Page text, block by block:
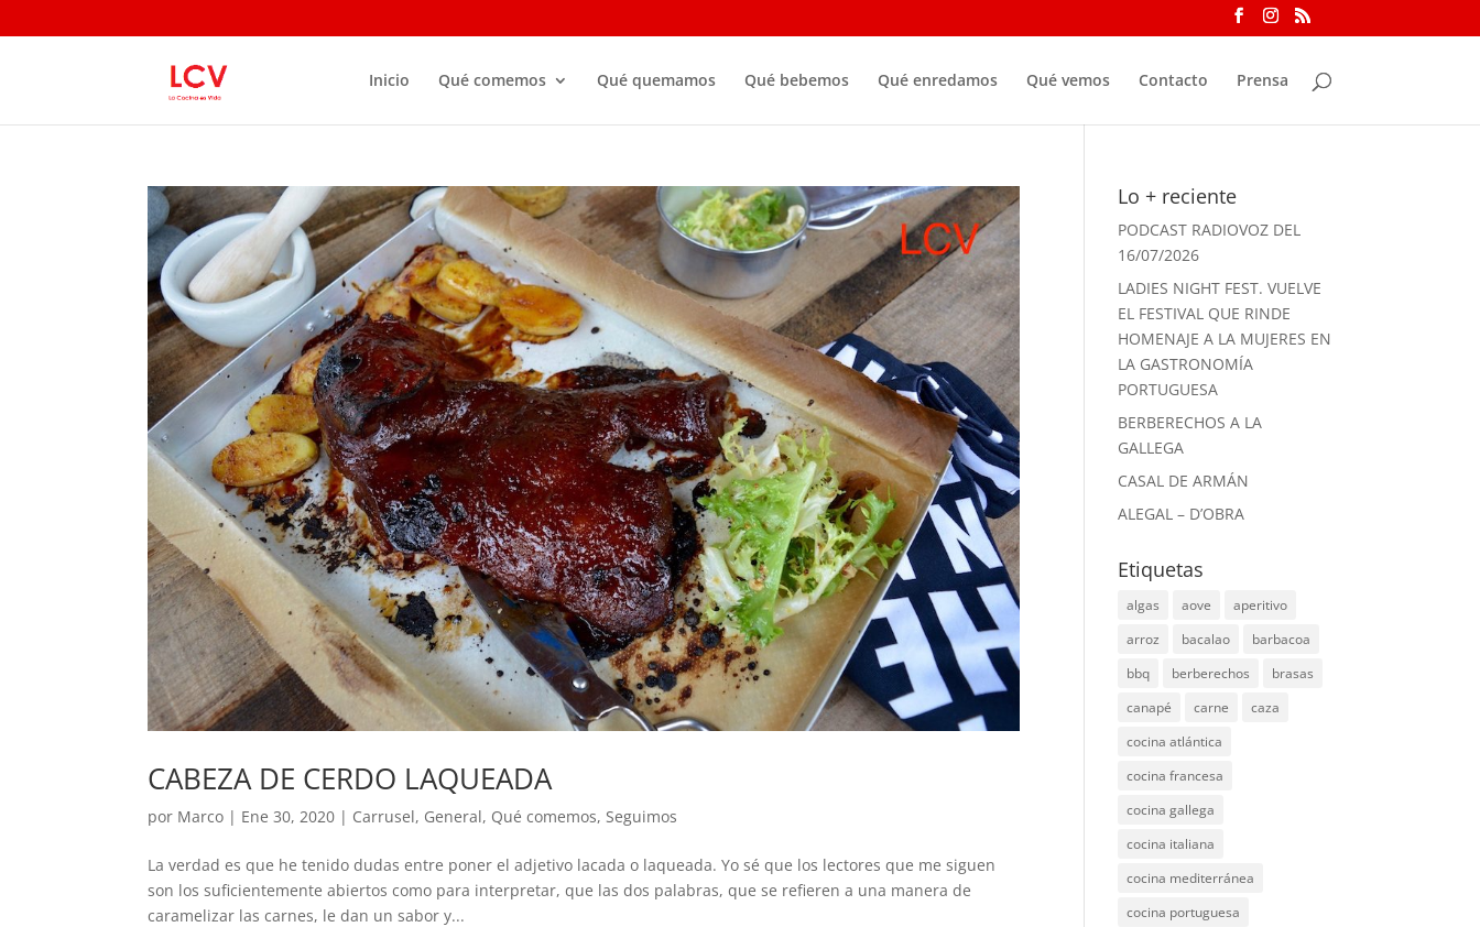
Inicio Qué comemos Qué quemamos Qué bebemos Qué enredamos Qué vemos Contacto Prensa
CABEZA DE CERDO LAQUEADA
por Marco | Ene 30, 2020 | Carrusel, General, Qué comemos, Seguimos
La verdad es que he tenido dudas entre poner el adjetivo lacada o laqueada. Yo sé que los lectores que me siguen
son los suficientemente abiertos como para interpretar, que las dos palabras, que se refieren a una manera de
caramelizar las carnes, le dan un sabor y...
Lo + reciente
PODCAST RADIOVOZ DEL
16/07/2026
LADIES NIGHT FEST. VUELVE
EL FESTIVAL QUE RINDE
HOMENAJE A LA MUJERES EN
LA GASTRONOMÍA
PORTUGUESA
BERBERECHOS A LA
GALLEGA
CASAL DE ARMÁN
ALEGAL – D’OBRA
Etiquetas
algas aove
aperitivo
arroz
bacalao
barbacoa
bbq
berberechos
brasas
canapé
carne
caza
cocina atlántica
cocina francesa
cocina gallega
cocina italiana
cocina mediterránea
cocina portuguesa